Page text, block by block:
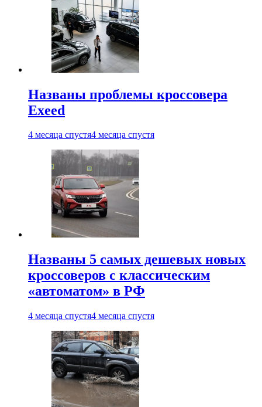
Названы проблемы кроссовера
Exeed
4 месяца спустя4 месяца спустя
Названы 5 самых дешевых новых
кроссоверов с классическим
«автоматом» в РФ
4 месяца спустя4 месяца спустя